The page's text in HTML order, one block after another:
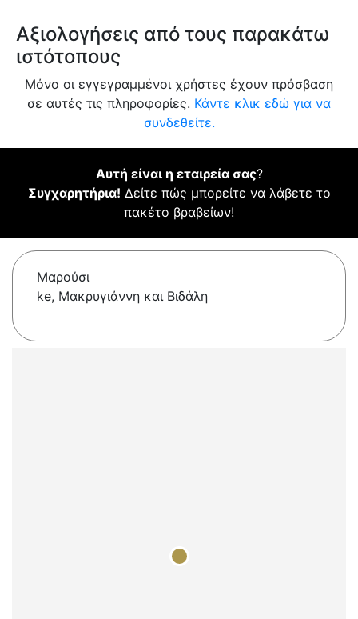
Αξιολογήσεις από τους παρακάτω
ιστότοπους
Μόνο οι εγγεγραμμένοι χρήστες έχουν πρόσβαση
σε αυτές τις πληροφορίες. Κάντε κλικ εδώ για να
συνδεθείτε.
Αυτή είναι η εταιρεία σας?
Συγχαρητήρια! Δείτε πώς μπορείτε να λάβετε το
πακέτο βραβείων!
Μαρούσι
ke, Μακρυγιάννη και Βιδάλη